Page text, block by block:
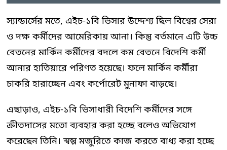
স্যান্ডার্সের মতে, এইচ-১বি ভিসার উদ্দেশ্য ছিল বিশ্বের সেরা
ও দক্ষ কর্মীদের আমেরিকায় আনা। কিন্তু বর্তমানে এটি উচ্চ
বেতনের মার্কিন কর্মীদের বদলে কম বেতনে বিদেশি কর্মী
আনার হাতিয়ারে পরিণত হয়েছে। ফলে মার্কিন কর্মীরা
চাকরি হারাচ্ছেন এবং কর্পোরেট মুনাফা বাড়ছে।
এছাড়াও, এইচ-১বি ভিসাধারী বিদেশি কর্মীদের সঙ্গে
ক্রীতদাসের মতো ব্যবহার করা হচ্ছে বলেও অভিযোগ
করেছেন তিনি। স্বল্প মজুরিতে কাজ করতে বাধ্য করা হচ্ছে